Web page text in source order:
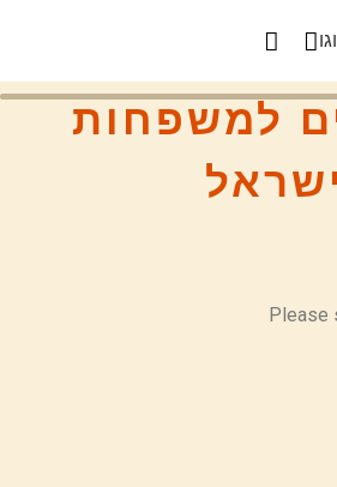
למשפחות
Please